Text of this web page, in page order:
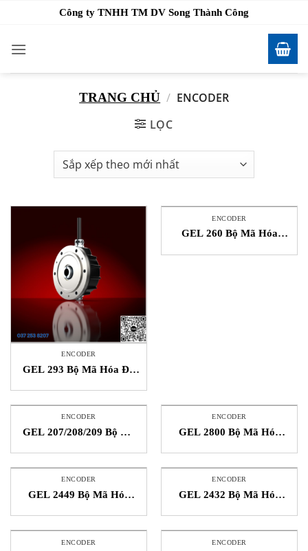
nội
dung
Công ty TNHH TM DV Song Thành Công
TRANG CHỦ / ENCODER
LỌC
ENCODER
GEL 293 Bộ Mã Hóa Độ
encoder Lenord+Bauer
Việt Nam
ENCODER
GEL 260 Bộ Mã Hóa
ENCODER
GEL 207/208/209 Bộ Mã
ENCODER
GEL 2800 Bộ Mã Hóa
Việt Nam
ENCODER
GEL 2449 Bộ Mã Hóa
ENCODER
GEL 2432 Bộ Mã Hóa
ENCODER ENCODER